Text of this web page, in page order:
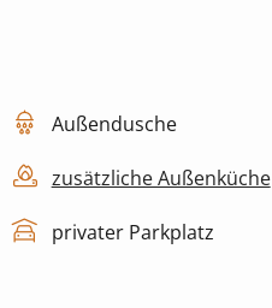
Außendusche
zusätzliche Außenküche
privater Parkplatz